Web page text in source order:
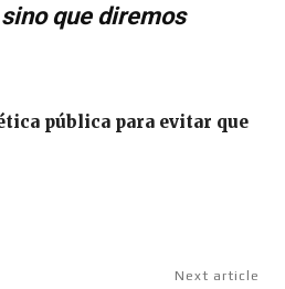
que diremos
pública para evitar que
Next article